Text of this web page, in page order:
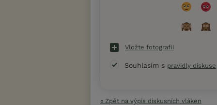
Vložte fotografii
Souhlasím s pravidly diskuse
« Zpět na výpis diskusních vláken